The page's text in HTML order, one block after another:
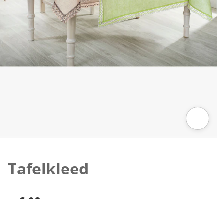
Tafelkleed
€ 20,-